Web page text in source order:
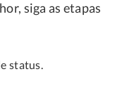
siga as etapas
status.